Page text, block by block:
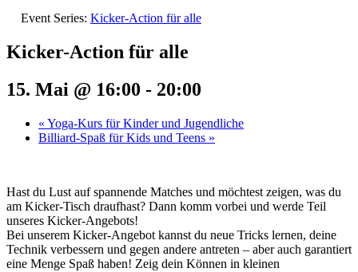
Event Series: Kicker-Action für alle
Kicker-Action für alle
15. Mai @ 16:00 - 20:00
« Yoga-Kurs für Kinder und Jugendliche
Billiard-Spaß für Kids und Teens »
Hast du Lust auf spannende Matches und möchtest zeigen, was du
am Kicker-Tisch draufhast? Dann komm vorbei und werde Teil
unseres Kicker-Angebots!
Bei unserem Kicker-Angebot kannst du neue Tricks lernen, deine
Technik verbessern und gegen andere antreten – aber auch garantiert
eine Menge Spaß haben! Zeig dein Können in kleinen